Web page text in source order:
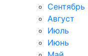
Сентябрь
Август
Июль
Июнь